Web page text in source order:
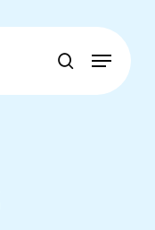
search
Menu
Close
Menu